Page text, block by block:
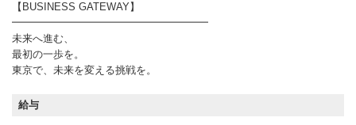
【BUSINESS GATEWAY】
━━━━━━━━━━━━━━━━━━━
未来へ進む、
最初の一歩を。
東京で、未来を変える挑戦を。
給与